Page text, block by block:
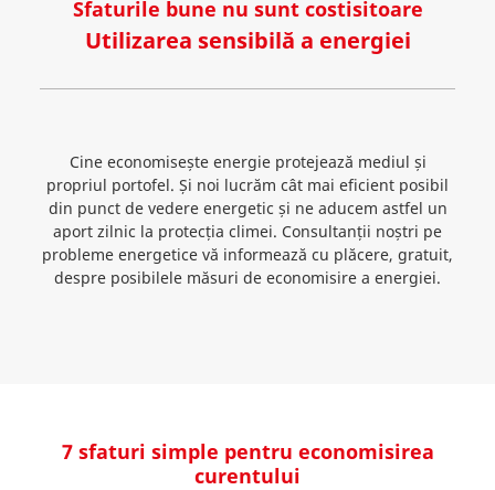
Sfaturile bune nu sunt costisitoare
Utilizarea sensibilă a energiei
Cine economisește energie protejează mediul și
propriul portofel. Și noi lucrăm cât mai eficient posibil
din punct de vedere energetic și ne aducem astfel un
aport zilnic la protecția climei. Consultanții noștri pe
probleme energetice vă informează cu plăcere, gratuit,
despre posibilele măsuri de economisire a energiei.
7 sfaturi simple pentru economisirea
curentului